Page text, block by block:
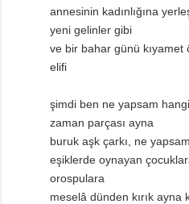
annesinin kadınlığına
yeni gelinler gibi
ve bir bahar günü
elifi
şimdi ben ne yapsam
zaman parçası ayna
buruk aşk çarkı, ne
eşiklerde oynayan
orospulara
meselâ dünden kırık